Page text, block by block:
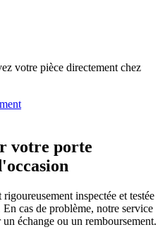
votre pièce directement chez
votre porte
inspectée et testée
cas de problème, notre service
échange ou un remboursement.